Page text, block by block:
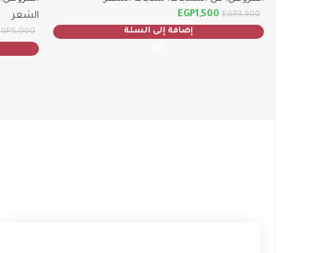
EGP3,900
EGP1,500
إضافة إلى السلة
الشعر
5,000